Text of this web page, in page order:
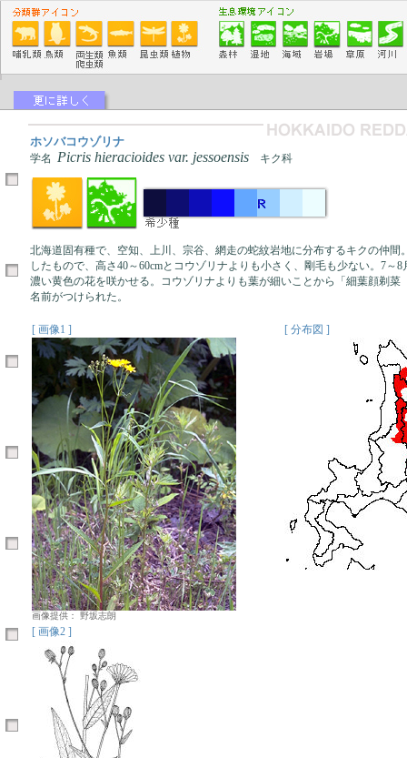
ホソバコウゾリナ
学名 Picris hieracioides var. jessoensis キク科
北海道固有種で、空知、上川、宗谷、網走の蛇紋岩地に分布するキクの仲間
したもので、高さ40～60cmとコウゾリナよりも小さく、剛毛も少ない。7～
濃い黄色の花を咲かせる。コウゾリナよりも葉が細いことから「細葉顔剃菜
名前がつけられた。
[ 画像1 ]
画像提供： 野坂志朗
[ 分布図 ]
[ 画像2 ]